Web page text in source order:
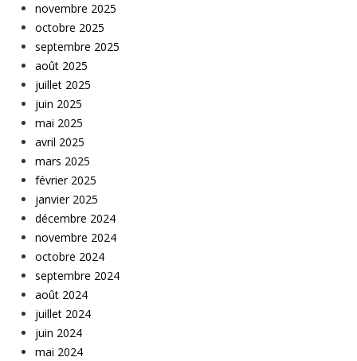
novembre 2025
octobre 2025
septembre 2025
août 2025
juillet 2025
juin 2025
mai 2025
avril 2025
mars 2025
février 2025
janvier 2025
décembre 2024
novembre 2024
octobre 2024
septembre 2024
août 2024
juillet 2024
juin 2024
mai 2024